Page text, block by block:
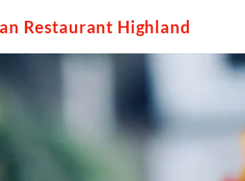
Restaurant Highland